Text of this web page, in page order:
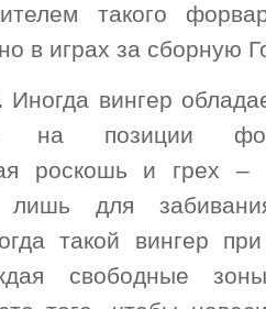
такого
в играх за сборную
Иногда вингер
на позиции
роскошь и грех –
лишь для
такой вингер
свободные